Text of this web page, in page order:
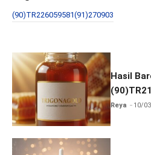
b
o
k
er
e
(90)TR226059581(91)270903
Hasil
dan Izin
Reya 10/